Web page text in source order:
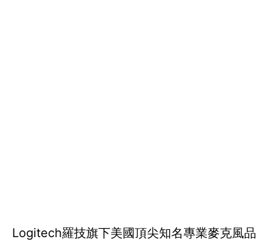
Logitech羅技旗下美國頂尖知名專業麥克風品